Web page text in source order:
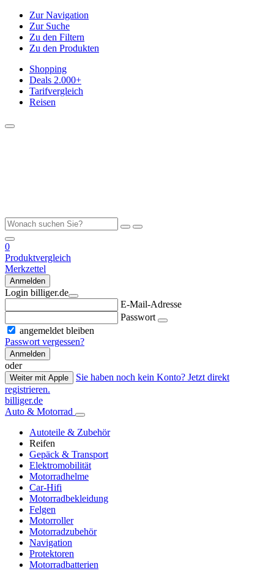
Zur Navigation
Zur Suche
Zu den Filtern
Zu den Produkten
Shopping
Deals 2.000+
Tarifvergleich
Reisen
0
Produktvergleich
Merkzettel
Anmelden
Login billiger.de
E-Mail-Adresse
Passwort
angemeldet bleiben
Passwort vergessen?
Anmelden
oder
Weiter mit Apple
Sie haben noch kein Konto? Jetzt direkt
registrieren.
billiger.de
Auto & Motorrad
Autoteile & Zubehör
Reifen
Gepäck & Transport
Elektromobilität
Motorradhelme
Car-Hifi
Motorradbekleidung
Felgen
Motorroller
Motorradzubehör
Navigation
Protektoren
Motorradbatterien